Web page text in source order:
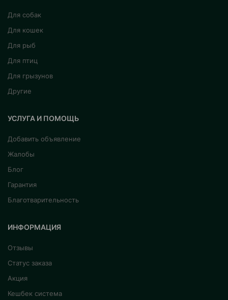
Для собак
Для кошек
Для рыб
Для птиц
Для грызунов
Другие
УСЛУГА И ПОМОЩЬ
Добавить объявление
Жалобы
Блог
Гарантия
Благотварительность
ИНФОРМАЦИЯ
Отзывы
Статус заказа
Акция
Кешбек система